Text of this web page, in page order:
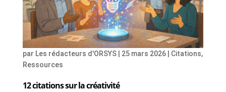
12 citations sur la créativité
par Les rédacteurs d'ORSYS| 25 mars 2026| Citations,
Ressources